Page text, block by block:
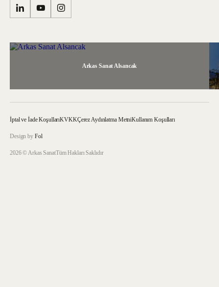
Arkas Sanat Alsancak
2026 © Arkas SanatTüm Hakları Saklıdır
İptal ve İade KoşullarıKVKKÇerez Aydınlatma MetniKullanım Koşulları
Design by Fol